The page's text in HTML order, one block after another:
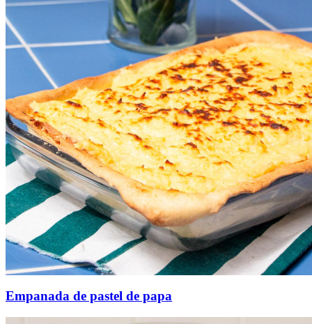
Empanada de pastel de papa